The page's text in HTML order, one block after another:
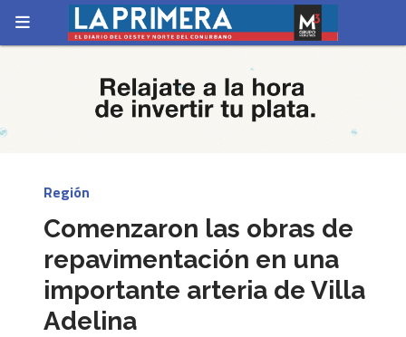
Comenzaron las obras de
repavimentación en una
importante arteria de Villa
Adelina
Región